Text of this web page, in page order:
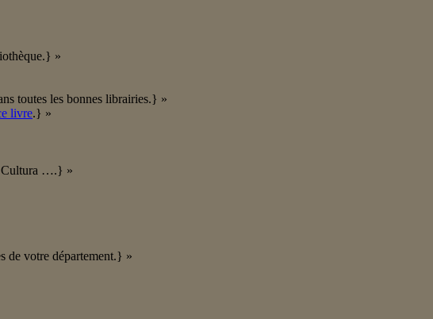
»
toutes les bonnes librairies.} »
livre.} »
Cultura ….} »
de votre département.} »